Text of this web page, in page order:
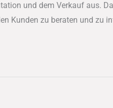
und dem Verkauf aus.
Kunden zu beraten und zu